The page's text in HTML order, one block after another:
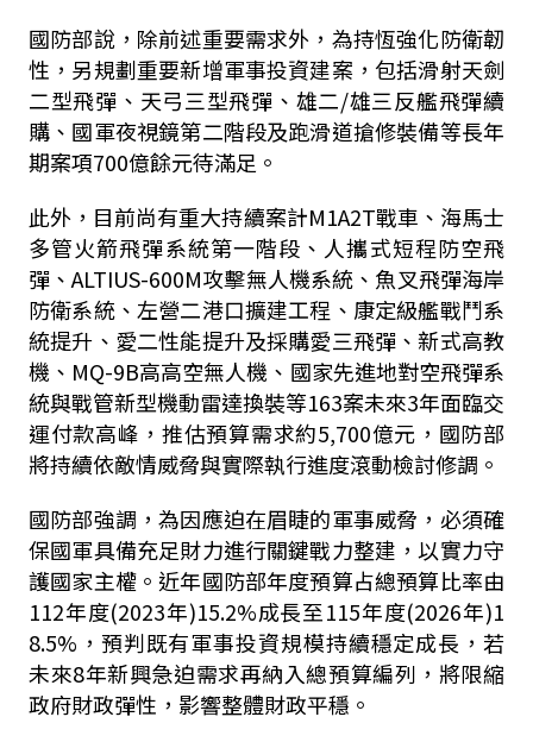
國防部說，除前述重要需求外，為持恆強化防衛韌
性，另規劃重要新增軍事投資建案，包括滑射天劍
二型飛彈、天弓三型飛彈、雄二/雄三反艦飛彈續
購、國軍夜視鏡第二階段及跑滑道搶修裝備等長年
期案項700億餘元待滿足。
此外，目前尚有重大持續案計M1A2T戰車、海馬士
多管火箭飛彈系統第一階段、人攜式短程防空飛
彈、ALTIUS-600M攻擊無人機系統、魚叉飛彈海岸
防衛系統、左營二港口擴建工程、康定級艦戰鬥系
統提升、愛二性能提升及採購愛三飛彈、新式高教
機、MQ-9B高高空無人機、國家先進地對空飛彈系
統與戰管新型機動雷達換裝等163案未來3年面臨交
運付款高峰，推估預算需求約5,700億元，國防部
將持續依敵情威脅與實際執行進度滾動檢討修調。
國防部強調，為因應迫在眉睫的軍事威脅，必須確
保國軍具備充足財力進行關鍵戰力整建，以實力守
護國家主權。近年國防部年度預算占總預算比率由
112年度(2023年)15.2%成長至115年度(2026年)1
8.5%，預判既有軍事投資規模持續穩定成長，若
未來8年新興急迫需求再納入總預算編列，將限縮
政府財政彈性，影響整體財政平穩。